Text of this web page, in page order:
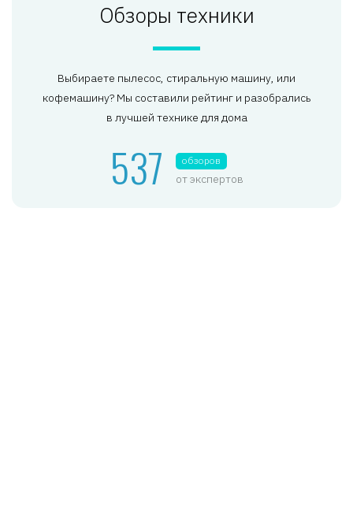
Обзоры техники
Выбираете пылесос, стиральную машину, или
кофемашину? Мы составили рейтинг и разобрались
в лучшей технике для дома
537 обзоров
от экспертов